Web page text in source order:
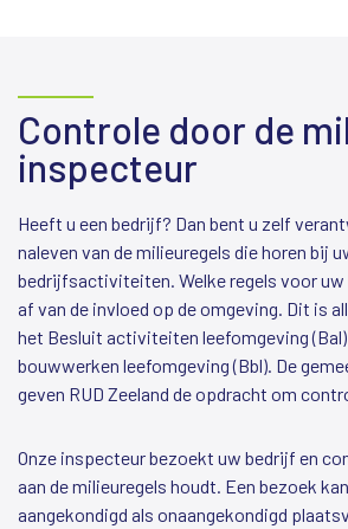
Controle door de
inspecteur
Heeft u een bedrijf? Dan bent u zelf
naleven van de milieuregels die horen bij
bedrijfsactiviteiten. Welke regels voor uw
af van de invloed op de omgeving. Dit is
het Besluit activiteiten leefomgeving
bouwwerken leefomgeving (Bbl). De
geven RUD Zeeland de opdracht om
Onze inspecteur bezoekt uw bedrijf en
aan de milieuregels houdt. Een bezoek
aangekondigd als onaangekondigd